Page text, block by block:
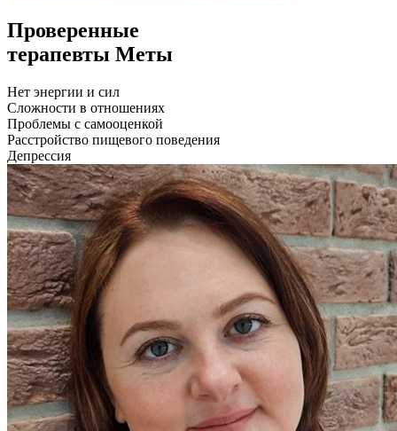
Проверенные
терапевты Меты
Нет энергии и сил
Сложности в отношениях
Проблемы с самооценкой
Расстройство пищевого поведения
Депрессия